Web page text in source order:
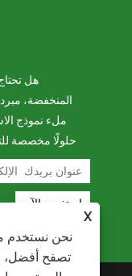
X
نحن نستخدم
تصفح أفضل،
هل
المنخفضة،
ملء نموذج
حلولًا مخصصة